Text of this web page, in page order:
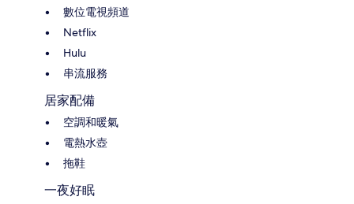
數位電視頻道
Netflix
Hulu
串流服務
居家配備
空調和暖氣
電熱水壺
拖鞋
一夜好眠